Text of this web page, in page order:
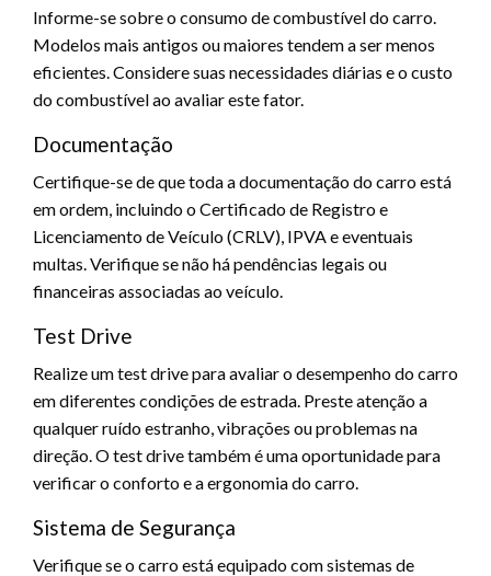
Informe-se sobre o consumo de combustível do carro.
Modelos mais antigos ou maiores tendem a ser menos
eficientes. Considere suas necessidades diárias e o custo
do combustível ao avaliar este fator.
Documentação
Certifique-se de que toda a documentação do carro está
em ordem, incluindo o Certificado de Registro e
Licenciamento de Veículo (CRLV), IPVA e eventuais
multas. Verifique se não há pendências legais ou
financeiras associadas ao veículo.
Test Drive
Realize um test drive para avaliar o desempenho do carro
em diferentes condições de estrada. Preste atenção a
qualquer ruído estranho, vibrações ou problemas na
direção. O test drive também é uma oportunidade para
verificar o conforto e a ergonomia do carro.
Sistema de Segurança
Verifique se o carro está equipado com sistemas de